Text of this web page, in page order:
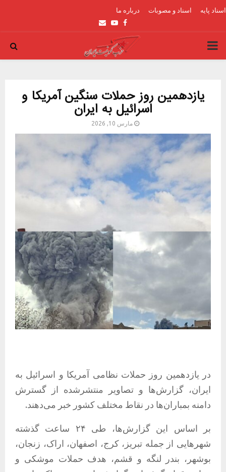
اسناد پایه اسناد و مصوبات درباره ما
Facebook
Youtube
Email
PRIMARY
یازدهمین روز حملات سنگین آمریکا و
اسرائیل به ایران
مارس 10, 2026
در یازدهمین روز حملات نظامی آمریکا و اسرائیل به
ایران، گزارش‌ها و تصاویر منتشرشده از گسترش
دامنه بمباران‌ها در نقاط مختلف کشور خبر می‌دهند.
بر اساس این گزارش‌ها، طی ۲۴ ساعت گذشته
شهرهایی از جمله تبریز، کرج، اصفهان، اراک، زنجان،
بوشهر، بندر لنگه و قشم، هدف حملات موشکی و